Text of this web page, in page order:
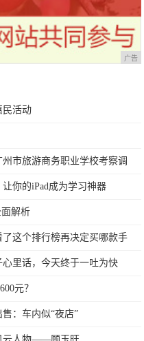
广告
民活动
市旅游商务职业学校考察调
你的iPad成为学习神器
解析
这个排行榜再决定买哪款手
里话，今天终于一吐为快
元？
：车内似“夜店”